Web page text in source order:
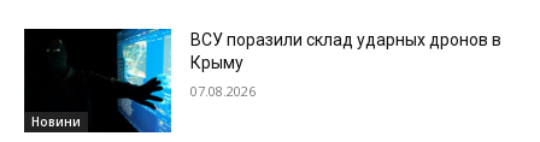
Новини
ВСУ поразили склад ударных дронов в
Крыму
07.08.2026